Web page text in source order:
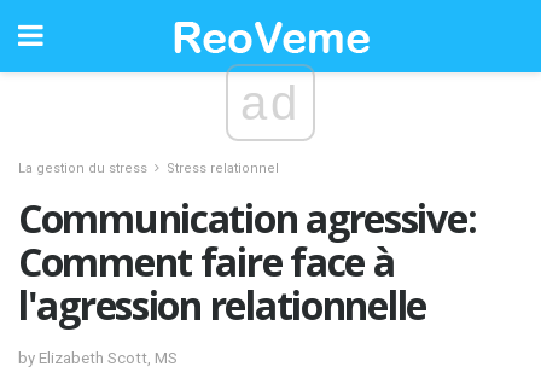
ad
La gestion du stress Stress relationnel
Communication agressive:
Comment faire face à
l'agression relationnelle
by Elizabeth Scott, MS